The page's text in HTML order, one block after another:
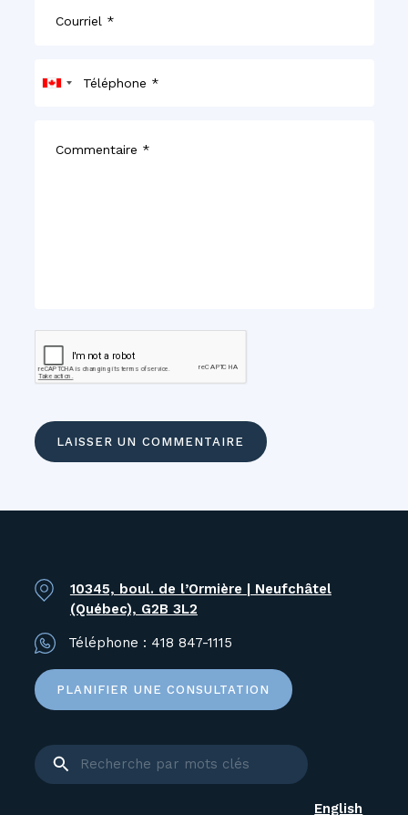
10345, boul. de l’Ormière | Neufchâtel
(Québec), G2B 3L2
Téléphone : 418 847-1115
PLANIFIER UNE CONSULTATION
English